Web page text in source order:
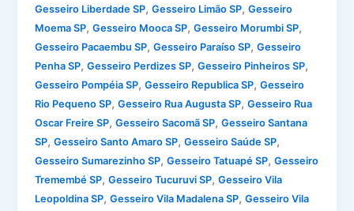
Gesseiro Liberdade SP,Gesseiro Limão SP,Gesseiro
Moema SP,Gesseiro Mooca SP,Gesseiro Morumbi SP,
Gesseiro Pacaembu SP,Gesseiro Paraíso SP,Gesseiro
Penha SP,Gesseiro Perdizes SP,Gesseiro Pinheiros SP,
Gesseiro Pompéia SP,Gesseiro Republica SP,Gesseiro
Rio Pequeno SP,Gesseiro Rua Augusta SP,Gesseiro Rua
Oscar Freire SP,Gesseiro Sacomã SP,Gesseiro Santana
SP,Gesseiro Santo Amaro SP,Gesseiro Saúde SP,
Gesseiro Sumarezinho SP,Gesseiro Tatuapé SP,Gesseiro
Tremembé SP,Gesseiro Tucuruvi SP,Gesseiro Vila
Leopoldina SP,Gesseiro Vila Madalena SP,Gesseiro Vila